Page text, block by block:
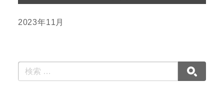
2023年11月